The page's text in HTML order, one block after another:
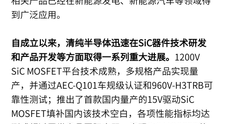
到广泛应用。
自成立以来，清纯半导体迅速在SiC器件技术研发
和产品开发等方面取得一系列重大进展。 1200V
SiC MOSFET平台技术成熟，多规格产品实现量
产，并通过AEC-Q101车规级认证和960V-H3TRB可
靠性测试；推出了首款国内量产的15V驱动SiC
MOSFET填补国内该技术空白，各项性能指标均达